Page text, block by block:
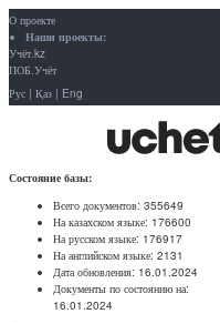
О проекте
Наши проекты:
Учёт.kz
ПОБ.Учёт
Рус | Қаз | Eng
Состояние базы:
Всего документов: 355649
На казахском языке: 176600
На русском языке: 176917
На английском языке: 2131
Дата обновления: 16.01.2024
Документы по состоянию на:
16.01.2024